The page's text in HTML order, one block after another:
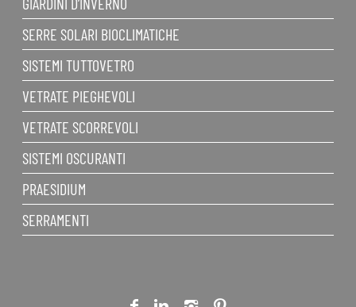
SERRE SOLARI BIOCLIMATICHE
SISTEMI TUTTOVETRO
VETRATE PIEGHEVOLI
VETRATE SCORREVOLI
SISTEMI OSCURANTI
PRAESIDIUM
SERRAMENTI